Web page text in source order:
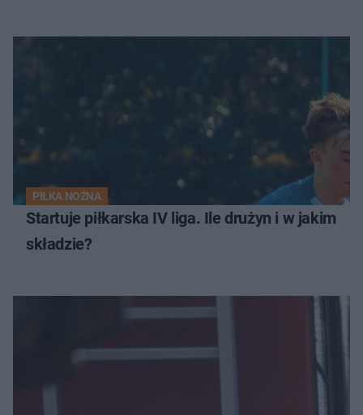
PIŁKA NOŻNA
Startuje piłkarska IV liga. Ile drużyn i w jakim
składzie?